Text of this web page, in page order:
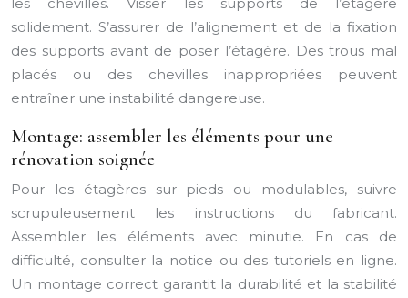
solidement. S’assurer de l’alignement et de la fixation
des supports avant de poser l’étagère. Des trous mal
placés ou des chevilles inappropriées peuvent
entraîner une instabilité dangereuse.
Montage: assembler les éléments pour une
rénovation soignée
Pour les étagères sur pieds ou modulables, suivre
scrupuleusement les instructions du fabricant.
Assembler les éléments avec minutie. En cas de
difficulté, consulter la notice ou des tutoriels en ligne.
Un montage correct garantit la durabilité et la stabilité